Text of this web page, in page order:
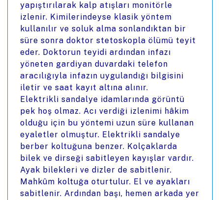
yapıştırılarak kalp atışları monitörle
izlenir. Kimilerindeyse klasik yöntem
kullanılır ve soluk alma sonlandıktan bir
süre sonra doktor stetoskopla ölümü teyit
eder. Doktorun teyidi ardından infazı
yöneten gardiyan duvardaki telefon
aracılığıyla infazın uygulandığı bilgisini
iletir ve saat kayıt altına alınır.
Elektrikli sandalye idamlarında görüntü
pek hoş olmaz. Acı verdiği izlenimi hâkim
olduğu için bu yöntemi uzun süre kullanan
eyaletler olmuştur. Elektrikli sandalye
berber koltuğuna benzer. Kolçaklarda
bilek ve dirseği sabitleyen kayışlar vardır.
Ayak bilekleri ve dizler de sabitlenir.
Mahkûm koltuğa oturtulur. El ve ayakları
sabitlenir. Ardından başı, hemen arkada yer